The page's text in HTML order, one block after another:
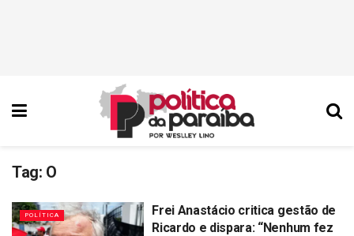
Tag: O
POLÍTICA
Frei Anastácio critica gestão de
Ricardo e dispara: “Nenhum fez